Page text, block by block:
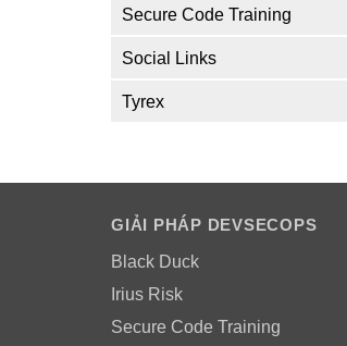
Secure Code Training
Social Links
Tyrex
GIẢI PHÁP DEVSECOPS
Black Duck
Irius Risk
Secure Code Training